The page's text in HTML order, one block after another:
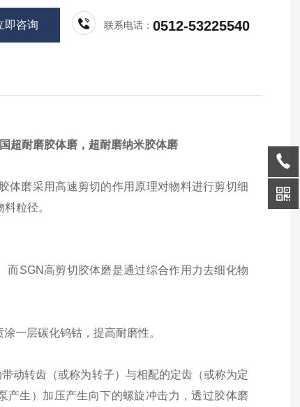
即咨询 联系电话：0512-53225540
超耐磨胶体磨 ，超耐磨纳米胶体磨
体磨采用高速剪切的作用原理对物料进行剪切细
粒径。
SGN高剪切胶体磨是通过综合作用力去细化物
一层碳化钨钴，提高耐磨性。
动转齿（或称为转子）与相配的定齿（或称为定
产生）加压产生向下的螺旋冲击力，透过胶体磨